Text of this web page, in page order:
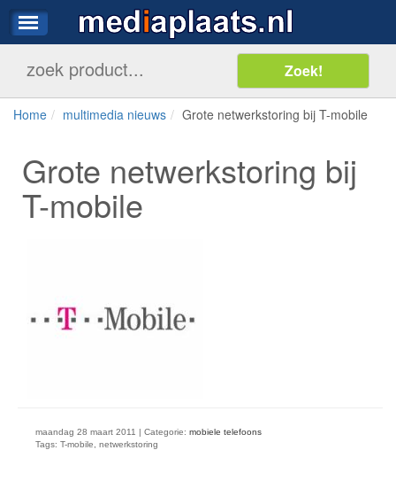
Home multimedia nieuws Grote netwerkstoring bij T-mobile
Grote netwerkstoring bij
T-mobile
maandag 28 maart 2011 | Categorie: mobiele telefoons
Tags: T-mobile, netwerkstoring